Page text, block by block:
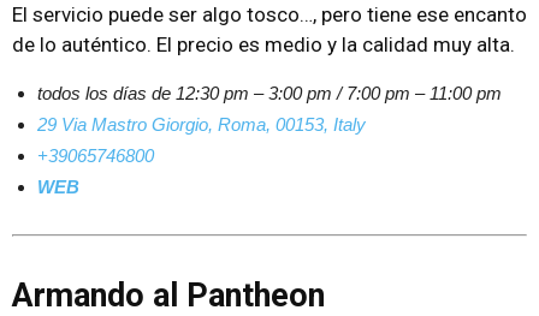
El servicio puede ser algo tosco…, pero tiene ese encanto
de lo auténtico. El precio es medio y la calidad muy alta.
todos los días de 12:30 pm – 3:00 pm / 7:00 pm – 11:00 pm
29 Via Mastro Giorgio, Roma, 00153, Italy
+39065746800
WEB
Armando al Pantheon